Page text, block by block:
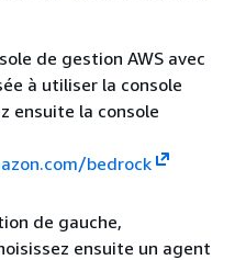
de gestion AWS avec
à utiliser la console
ensuite la console
bedrock
de gauche,
ensuite un agent